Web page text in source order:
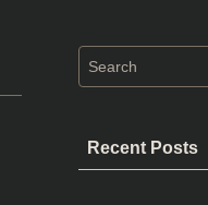
Recent Posts